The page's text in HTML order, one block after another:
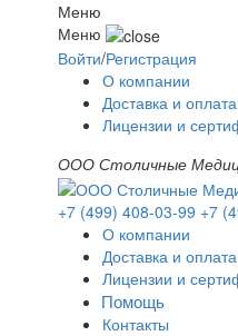
Меню
Меню
Войти/Регистрация
О компании
Доставка и оплата
Лицензии и
ООО Столичные
+7 (499) 408-03-99 +7
О компании
Доставка и оплата
Лицензии и
Помощь
Контакты